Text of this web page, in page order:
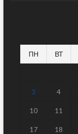
ПН ВТ
3 4
10 11
17 18